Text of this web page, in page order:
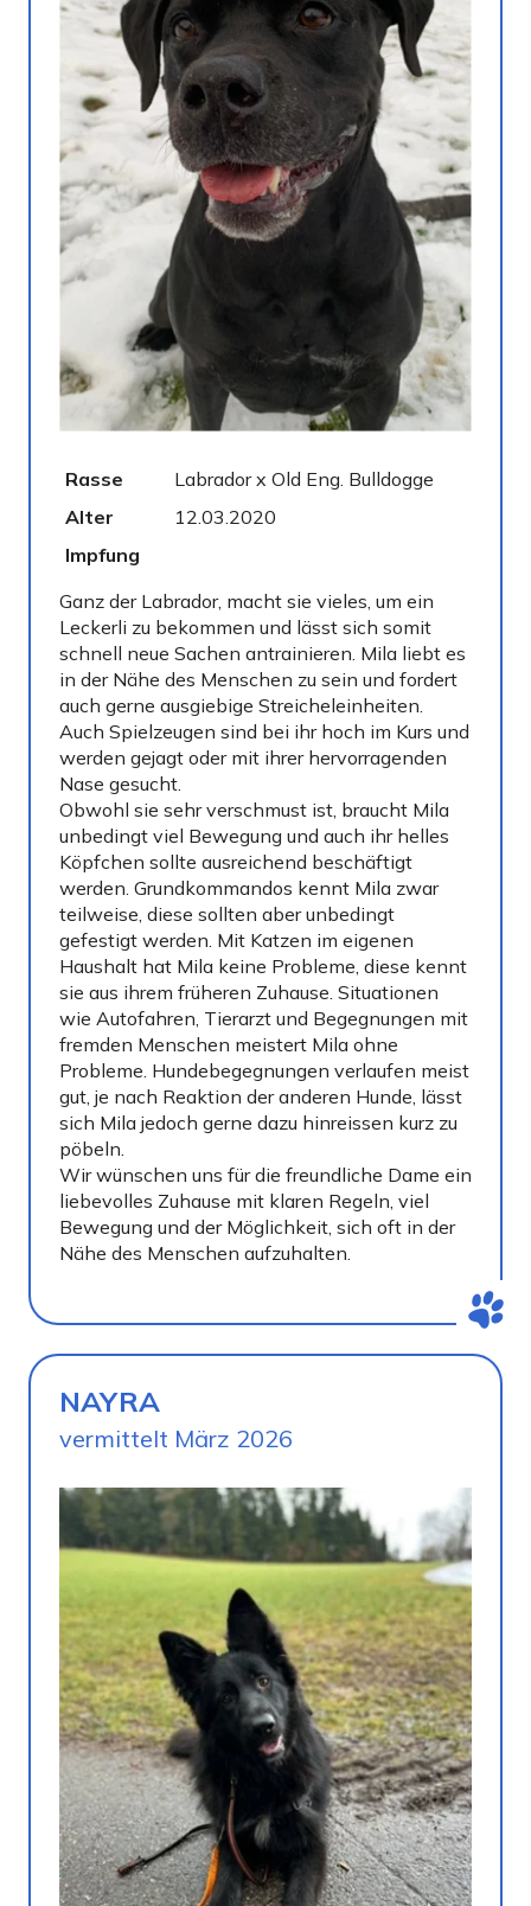
Rasse Labrador x Old Eng. Bulldogge
Alter
12.03.2020
Impfung
Ganz der Labrador, macht sie vieles, um ein
Leckerli zu bekommen und lässt sich somit
schnell neue Sachen antrainieren. Mila liebt es
in der Nähe des Menschen zu sein und fordert
auch gerne ausgiebige Streicheleinheiten.
Auch Spielzeugen sind bei ihr hoch im Kurs und
werden gejagt oder mit ihrer hervorragenden
Nase gesucht.
Obwohl sie sehr verschmust ist, braucht Mila
unbedingt viel Bewegung und auch ihr helles
Köpfchen sollte ausreichend beschäftigt
werden. Grundkommandos kennt Mila zwar
teilweise, diese sollten aber unbedingt
gefestigt werden. Mit Katzen im eigenen
Haushalt hat Mila keine Probleme, diese kennt
sie aus ihrem früheren Zuhause. Situationen
wie Autofahren, Tierarzt und Begegnungen mit
fremden Menschen meistert Mila ohne
Probleme. Hundebegegnungen verlaufen meist
gut, je nach Reaktion der anderen Hunde, lässt
sich Mila jedoch gerne dazu hinreissen kurz zu
pöbeln.
Wir wünschen uns für die freundliche Dame ein
liebevolles Zuhause mit klaren Regeln, viel
Bewegung und der Möglichkeit, sich oft in der
Nähe des Menschen aufzuhalten.
NAYRA
vermittelt März 2026